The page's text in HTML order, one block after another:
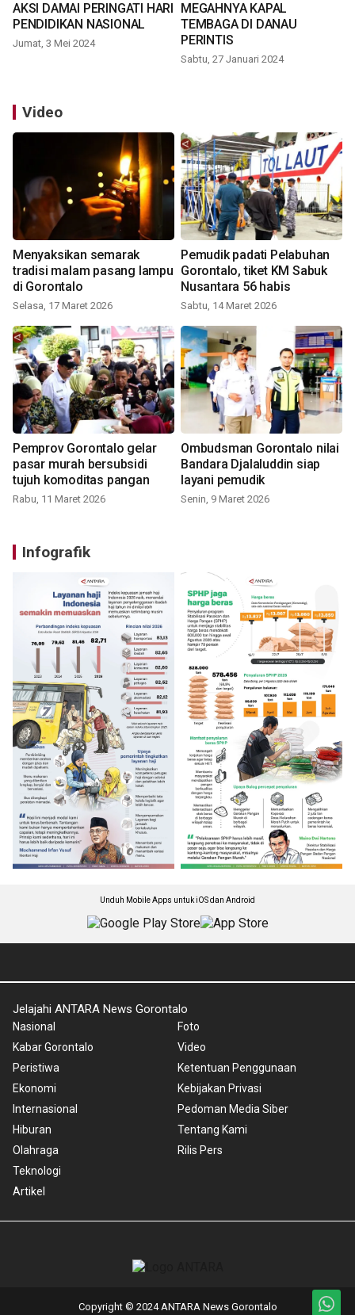
AKSI DAMAI PERINGATI HARI
PENDIDIKAN NASIONAL
Jumat, 3 Mei 2024
MEGAHNYA KAPAL
TEMBAGA DI DANAU
PERINTIS
Sabtu, 27 Januari 2024
Video
Menyaksikan semarak
tradisi malam pasang lampu
di Gorontalo
Selasa, 17 Maret 2026
Pemudik padati Pelabuhan
Gorontalo, tiket KM Sabuk
Nusantara 56 habis
Sabtu, 14 Maret 2026
Pemprov Gorontalo gelar
pasar murah bersubsidi
tujuh komoditas pangan
Rabu, 11 Maret 2026
Ombudsman Gorontalo nilai
Bandara Djalaluddin siap
layani pemudik
Senin, 9 Maret 2026
Infografik
Unduh Mobile Apps untuk iOS dan Android
Jelajahi ANTARA News Gorontalo
Nasional
Kabar Gorontalo
Peristiwa
Ekonomi
Internasional
Hiburan
Olahraga
Teknologi
Artikel
Foto
Video
Ketentuan Penggunaan
Kebijakan Privasi
Pedoman Media Siber
Tentang Kami
Rilis Pers
Copyright © 2024 ANTARA News Gorontalo